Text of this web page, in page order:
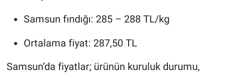
Samsun fındığı: 285 – 288 TL/kg
Ortalama fiyat: 287,50 TL
Samsun’da fiyatlar; ürünün kuruluk durumu,